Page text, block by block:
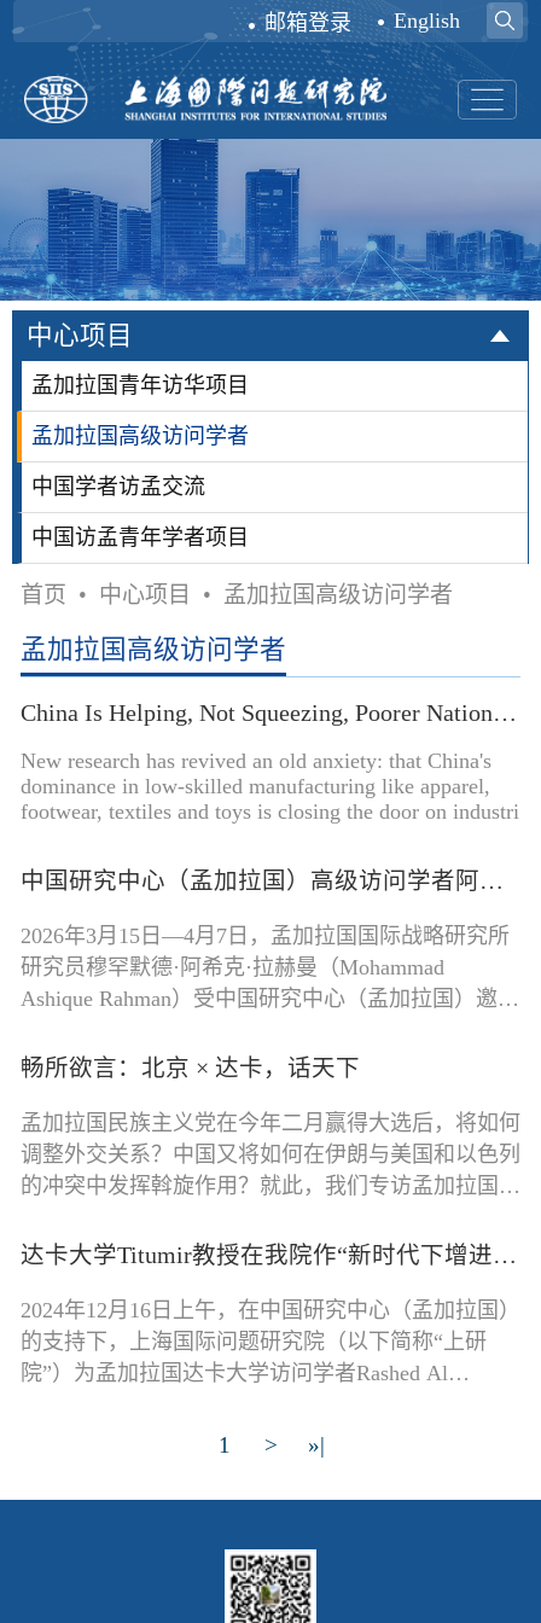
邮箱登录 English
中心项目
孟加拉国青年访华项目
孟加拉国高级访问学者
中国学者访孟交流
中国访孟青年学者项目
首页 • 中心项目 • 孟加拉国高级访问学者
孟加拉国高级访问学者
China Is Helping, Not Squeezing, Poorer Nations' Industrial Development
New research has revived an old anxiety: that China's
dominance in low-skilled manufacturing like apparel,
footwear, textiles and toys is closing the door on industri
中国研究中心（孟加拉国）高级访问学者阿希克·拉赫曼研究员圆满完成访学交流
2026年3月15日—4月7日，孟加拉国国际战略研究所
研究员穆罕默德·阿希克·拉赫曼（Mohammad
Ashique Rahman）受中国研究中心（孟加拉国）邀请
畅所欲言：北京 × 达卡，话天下
孟加拉国民族主义党在今年二月赢得大选后，将如何
调整外交关系？中国又将如何在伊朗与美国和以色列
的冲突中发挥斡旋作用？就此，我们专访孟加拉国国
达卡大学Titumir教授在我院作“新时代下增进中孟两国友谊”报告
2024年12月16日上午，在中国研究中心（孟加拉国）
的支持下，上海国际问题研究院（以下简称“上研
院”）为孟加拉国达卡大学访问学者Rashed Al
1 > »|